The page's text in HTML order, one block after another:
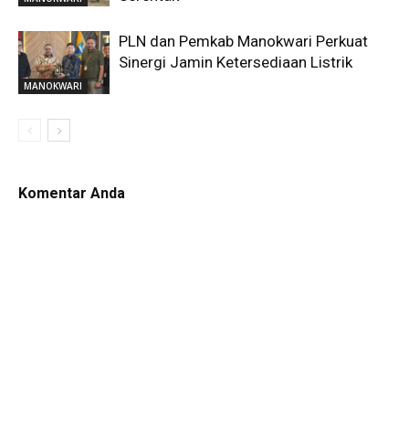
MANOKWARI
PLN dan Pemkab Manokwari Perkuat
Sinergi Jamin Ketersediaan Listrik
Komentar Anda